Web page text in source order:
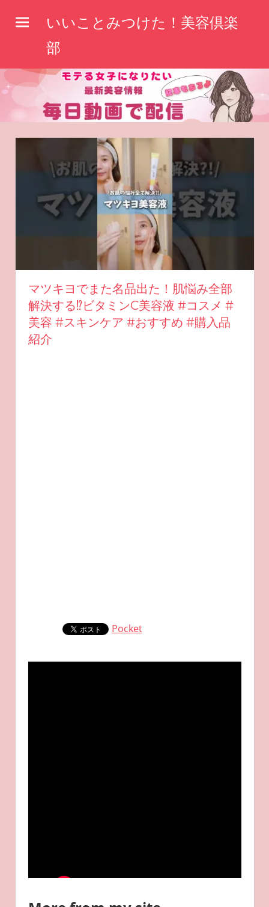
へ
いいことみつけた！美容倶楽
部
マツキヨでまた名品出た！肌悩み全部
解決する⁉︎ビタミンC美容液 #コスメ #
美容 #スキンケア #おすすめ #購入品
紹介
Pocket